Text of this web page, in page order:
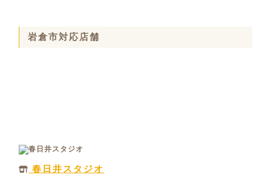
岩倉市対応店舗
春日井スタジオ